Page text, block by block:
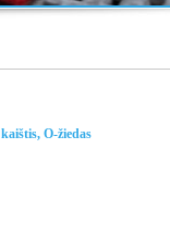
O-žiedas